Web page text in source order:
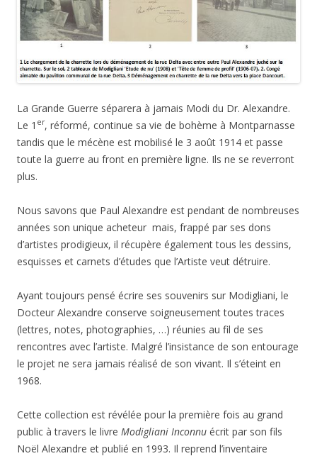
La Grande Guerre séparera à jamais Modi du Dr. Alexandre.
Le 1 er, réformé, continue sa vie de bohème à Montparnasse
tandis que le mécène est mobilisé le 3 août 1914 et passe
toute la guerre au front en première ligne. Ils ne se reverront
plus.
Nous savons que Paul Alexandre est pendant de nombreuses
années son unique acheteur mais, frappé par ses dons
d’artistes prodigieux, il récupère également tous les dessins,
esquisses et carnets d’études que l’Artiste veut détruire.
Ayant toujours pensé écrire ses souvenirs sur Modigliani, le
Docteur Alexandre conserve soigneusement toutes traces
(lettres, notes, photographies, …) réunies au fil de ses
rencontres avec l’artiste. Malgré l’insistance de son entourage
le projet ne sera jamais réalisé de son vivant. Il s’éteint en
1968.
Cette collection est révélée pour la première fois au grand
public à travers le livre Modigliani Inconnu écrit par son fils
Noël Alexandre et publié en 1993. Il reprend l’inventaire